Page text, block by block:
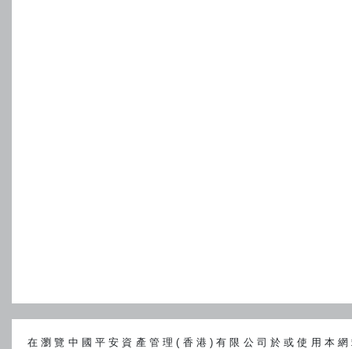
人民幣貨幣風險及人民幣類別風險
在瀏覽中國平安資產管理(香港)有限公司於或使用本網